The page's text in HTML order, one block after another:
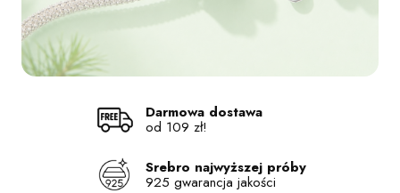
Darmowa dostawa
od 109 zł!
Srebro najwyższej próby
925 gwarancja jakości